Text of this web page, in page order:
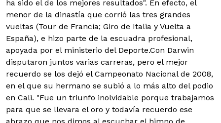
ha sido el de los mejores resultados". En efecto, el
menor de la dinastía que corrió las tres grandes
vueltas (Tour de Francia; Giro de Italia y Vuelta a
España), e hizo parte de la escuadra profesional,
apoyada por el ministerio del Deporte.Con Darwin
disputaron juntos varias carreras, pero el mejor
recuerdo se los dejó el Campeonato Nacional de 2008,
en el que su hermano se subió a lo más alto del podio
en Cali. "Fue un triunfo inolvidable porque trabajamos
para que se llevara el oro y todavía recuerdo ese